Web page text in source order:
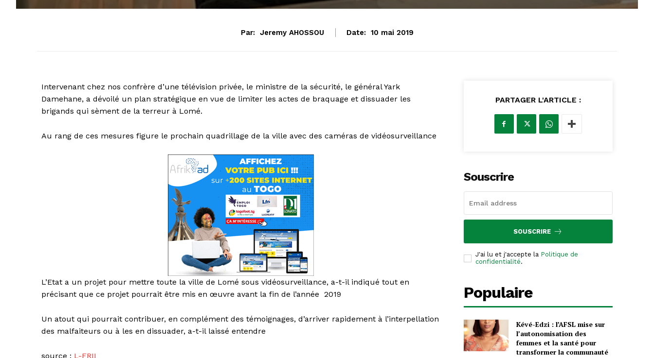
Par: Jeremy AHOSSOU Date: 10 mai 2019
Intervenant chez nos confrère d’une télévision privée, le ministre de la sécurité, le général Yark
Damehane, a dévoilé un plan stratégique en vue de limiter les actes de braquage et dissuader les
brigands qui sèment de la terreur à Lomé.
Au rang de ces mesures figure le prochain quadrillage de la ville avec des caméras de vidéosurveillance
L’Etat a un projet pour mettre toute la ville de Lomé sous vidéosurveillance, a-t-il indiqué tout en
précisant que ce projet pourrait être mis en œuvre avant la fin de l’année 2019
Un atout qui pourrait contribuer, en complément des témoignages, d’arriver rapidement à l’interpellation
des malfaiteurs ou à les en dissuader, a-t-il laissé entendre
source : L-FRII
PARTAGER L'ARTICLE :
Souscrire
SOUSCRIRE
J'ai lu et j'accepte la Politique de
confidentialité.
Populaire
Kévé-Edzi : l’AFSL mise sur
l’autonomisation des
femmes et la santé pour
transformer la communauté